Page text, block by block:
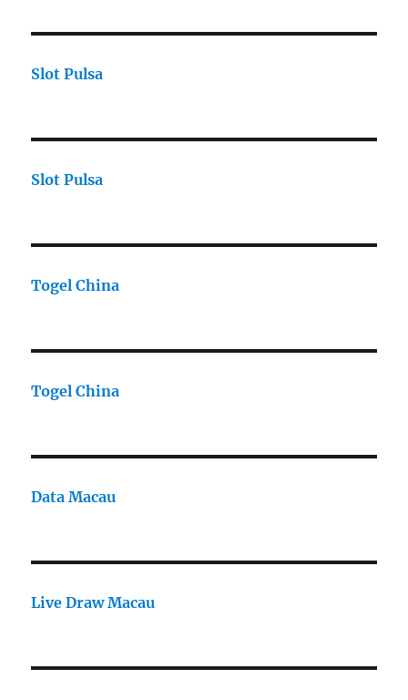
Slot Pulsa
Slot Pulsa
Togel China
Togel China
Data Macau
Live Draw Macau